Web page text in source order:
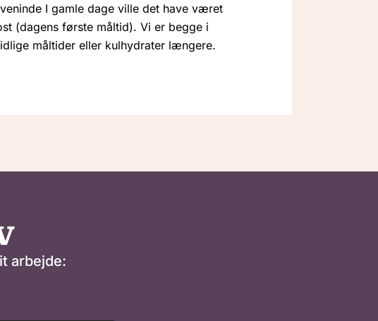
I gamle dage ville det have været
(dagens første måltid). Vi er begge i
måltider eller kulhydrater længere.
arbejde: